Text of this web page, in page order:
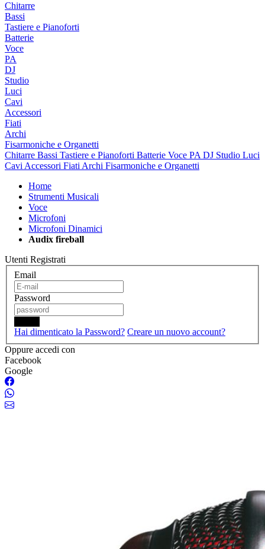
Chitarre
Bassi
Tastiere e Pianoforti
Batterie
Voce
PA
DJ
Studio
Luci
Cavi
Accessori
Fiati
Archi
Fisarmoniche e Organetti
Chitarre Bassi Tastiere e Pianoforti Batterie Voce PA DJ Studio Luci
Cavi Accessori Fiati Archi Fisarmoniche e Organetti
Home
Strumenti Musicali
Voce
Microfoni
Microfoni Dinamici
Audix fireball
Utenti Registrati
Email
Password
Hai dimenticato la Password? Creare un nuovo account?
Oppure accedi con
Facebook
Google